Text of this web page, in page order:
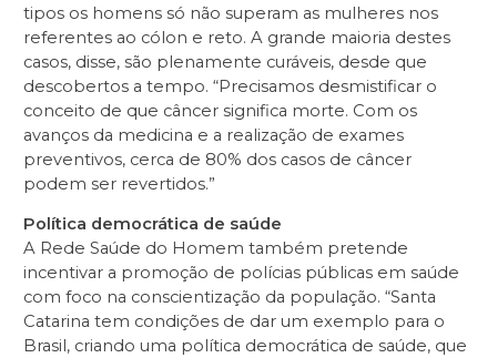
tipos os homens só não superam as mulheres nos
referentes ao cólon e reto. A grande maioria destes
casos, disse, são plenamente curáveis, desde que
descobertos a tempo. “Precisamos desmistificar o
conceito de que câncer significa morte. Com os
avanços da medicina e a realização de exames
preventivos, cerca de 80% dos casos de câncer
podem ser revertidos.”
Política democrática de saúde
A Rede Saúde do Homem também pretende
incentivar a promoção de polícias públicas em saúde
com foco na conscientização da população. “Santa
Catarina tem condições de dar um exemplo para o
Brasil, criando uma política democrática de saúde, que